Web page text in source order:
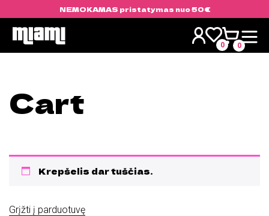
NEMOKAMAS pristatymas nuo 50€
Skip
content
0 0
Cart
Krepšelis dar tuščias.
Grįžti į parduotuvę